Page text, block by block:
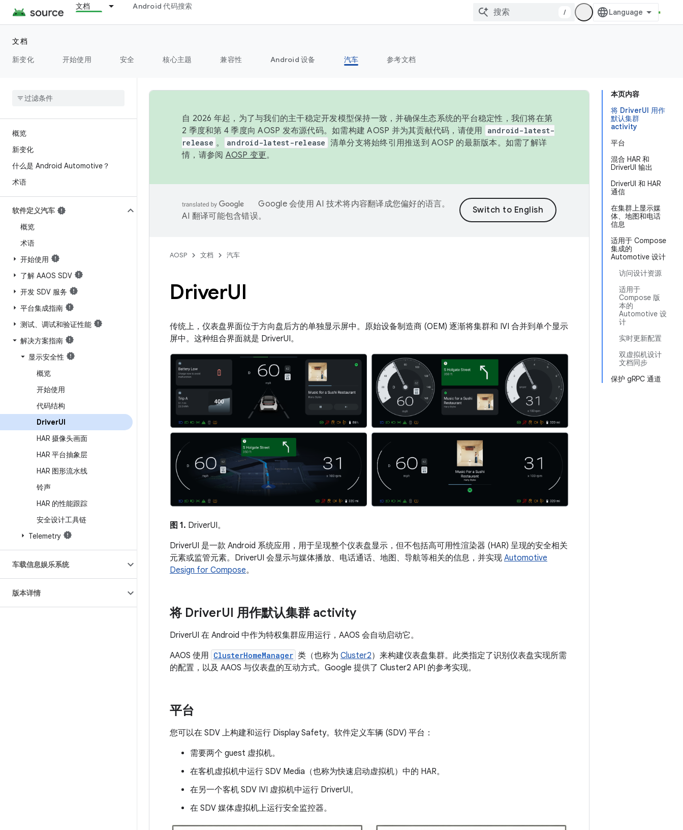
文档 Android 代码搜索
/
文档
新变化
开始使用 安全 核心主题 兼容性 Android 设备 汽车 参考文档
概览
新变化
什么是 Android Automotive？
术语
软件定义汽车
概览
术语
开始使用
了解 AAOS SDV
开发 SDV 服务
平台集成指南
测试、调试和验证性能
解决方案指南
显示安全性
概览
开始使用
代码结构
DriverUI
HAR 摄像头画面
HAR 平台抽象层
HAR 图形流水线
铃声
HAR 的性能跟踪
安全设计工具链
Telemetry
车载信息娱乐系统
版本详情
本页内容
将 DriverUI 用作
默认集群
activity
平台
混合 HAR 和
DriverUI 输出
DriverUI 和 HAR
通信
在集群上显示媒
体、地图和电话
信息
适用于 Compose
集成的
Automotive 设计
访问设计资源
适用于
Compose 版
本的
Automotive 设
计
实时更新配置
双虚拟机设计
文档同步
保护 gRPC 通道
自 2026 年起，为了与我们的主干稳定开发模型保持一致，并确保生态系统的平台稳定性，我们将在第
2 季度和第 4 季度向 AOSP 发布源代码。如需构建 AOSP 并为其贡献代码，请使用
android-latest-
release 。 android-latest-release 清单分支将始终引用推送到 AOSP 的最新版本。如需了解详
情，请参阅 AOSP 变更。
Google 会使用 AI 技术将内容翻译成您偏好的语言。
AI 翻译可能包含错误。
AOSP 文档 汽车
DriverUI
传统上，仪表盘界面位于方向盘后方的单独显示屏中。原始设备制造商 (OEM) 逐渐将集群和 IVI 合并到单个显示
屏中。这种组合界面就是 DriverUI。
图 1. DriverUI。
DriverUI 是一款 Android 系统应用，用于呈现整个仪表盘显示，但不包括高可用性渲染器 (HAR) 呈现的安全相关
元素或监管元素。DriverUI 会显示与媒体播放、电话通话、地图、导航等相关的信息，并实现 Automotive
Design for Compose。
将 DriverUI 用作默认集群 activity
DriverUI 在 Android 中作为特权集群应用运行，AAOS 会自动启动它。
AAOS 使用 ClusterHomeManager 类（也称为 Cluster2）来构建仪表盘集群。此类指定了识别仪表盘实现所需
的配置，以及 AAOS 与仪表盘的互动方式。Google 提供了 Cluster2 API 的参考实现。
平台
您可以在 SDV 上构建和运行 Display Safety。软件定义车辆 (SDV) 平台：
需要两个 guest 虚拟机。
在客机虚拟机中运行 SDV Media（也称为快速启动虚拟机）中的 HAR。
在另一个客机 SDV IVI 虚拟机中运行 DriverUI。
在 SDV 媒体虚拟机上运行安全监控器。